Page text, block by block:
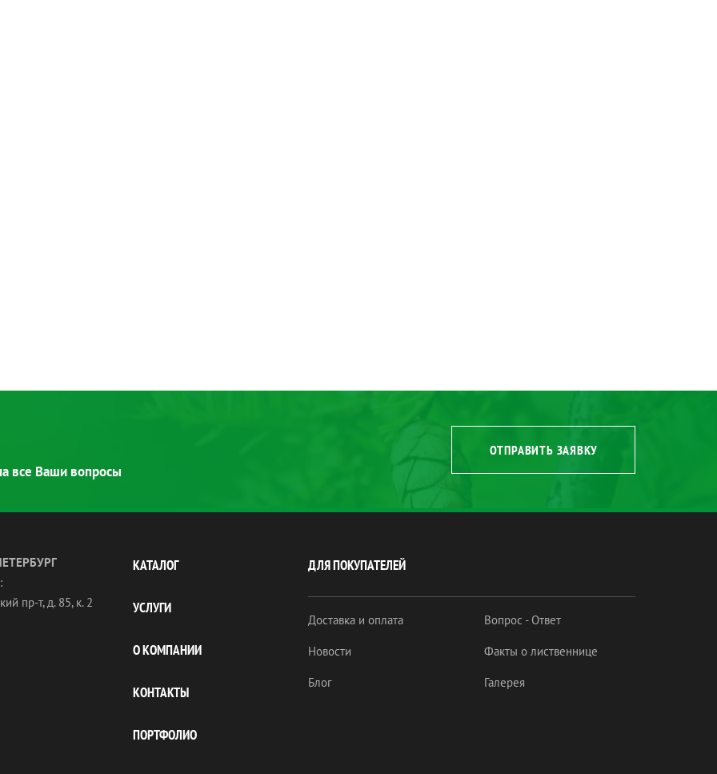
все Ваши вопросы
ОТПРАВИТЬ ЗАЯВКУ
пр-т, д. 85, к. 2
КАТАЛОГ
УСЛУГИ
О КОМПАНИИ
КОНТАКТЫ
ПОРТФОЛИО
ДЛЯ ПОКУПАТЕЛЕЙ
Доставка и оплата
Новости
Блог
Вопрос - Ответ
Факты о лиственнице
Галерея